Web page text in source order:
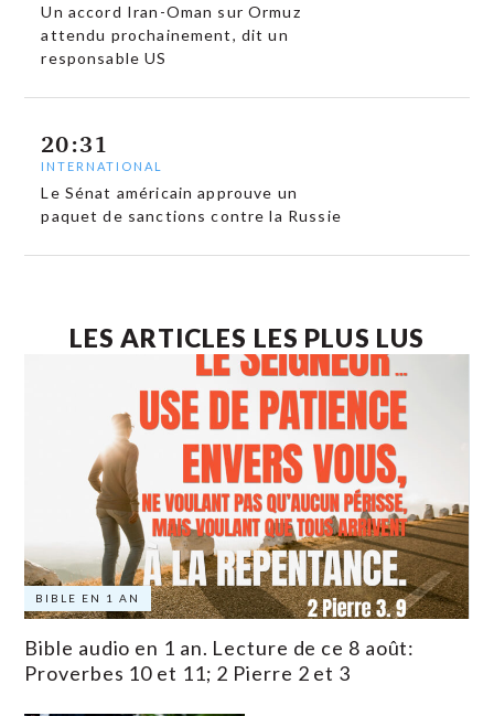
Un accord Iran-Oman sur Ormuz
attendu prochainement, dit un
responsable US
20:31
INTERNATIONAL
Le Sénat américain approuve un
paquet de sanctions contre la Russie
LES ARTICLES LES PLUS LUS
BIBLE EN 1 AN
Bible audio en 1 an. Lecture de ce 8 août:
Proverbes 10 et 11; 2 Pierre 2 et 3